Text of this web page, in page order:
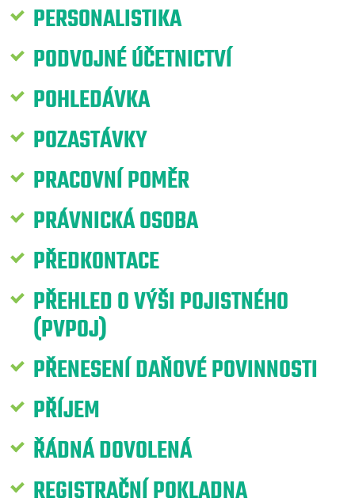
PERSONALISTIKA
PODVOJNÉ ÚČETNICTVÍ
POHLEDÁVKA
POZASTÁVKY
PRACOVNÍ POMĚR
PRÁVNICKÁ OSOBA
PŘEDKONTACE
PŘEHLED O VÝŠI POJISTNÉHO
(PVPOJ)
PŘENESENÍ DAŇOVÉ POVINNOSTI
PŘÍJEM
ŘÁDNÁ DOVOLENÁ
REGISTRAČNÍ POKLADNA